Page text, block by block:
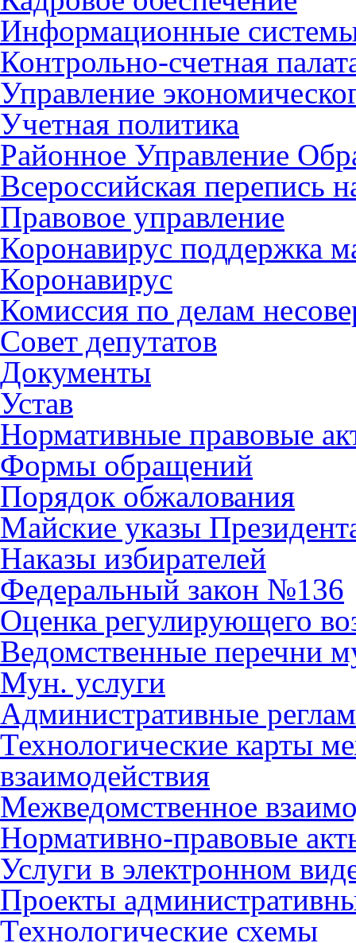
Информационные
Контрольно-счетная
Управление
Учетная политика
Районное Управление
Всероссийская перепись
Правовое управление
Коронавирус поддержка
Коронавирус
Комиссия по делам
Совет депутатов
Документы
Устав
Нормативные правовые
Формы обращений
Порядок обжалования
Майские указы
Наказы избирателей
Федеральный закон №136
Оценка регулирующего
Ведомственные перечни
Мун. услуги
Административные
Технологические карты
взаимодействия
Межведомственное
Нормативно-правовые
Услуги в электронном
Проекты
Технологические схемы